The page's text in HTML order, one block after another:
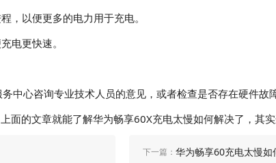
，以便更多的电力用于充电。
电更快速。
中心咨询专业技术人员的意见，或者检查是否存在硬件故
的文章就能了解华为畅享60X充电太慢如何解决了，其
下一篇： 华为畅享60充电太慢如